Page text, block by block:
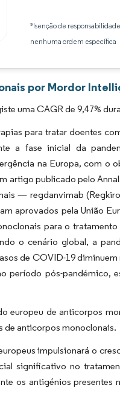
*Isenção de
nenhuma ordem específica
por Mordor
uma CAGR de 9,47%
para tratar doentes
a fase inicial da
na Europa, com o
artigo publicado pelo
— regdanvimab
aprovados pela União
para o
o cenário global, a
de COVID-19
pós-pandémico,
de anticorpos
de anticorpos monoclonais.
impulsionará o
significativo no
os antigénios presentes